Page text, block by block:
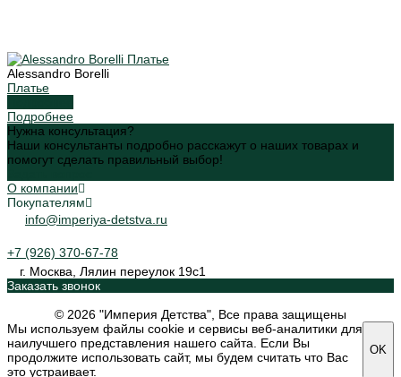
Alessandro Borelli
Платье
Подробнее
Нужна консультация?
Наши консультанты подробно расскажут о наших товарах и
помогут сделать правильный выбор!
О компании
Покупателям
info@imperiya-detstva.ru
+7 (926) 370-67-78
г. Москва, Лялин переулок 19с1
Заказать звонок
© 2026 "Империя Детства", Все права защищены
Мы используем файлы cookie и сервисы веб-аналитики для
наилучшего представления нашего сайта. Если Вы
продолжите использовать сайт, мы будем считать что Вас
это устраивает.
OK